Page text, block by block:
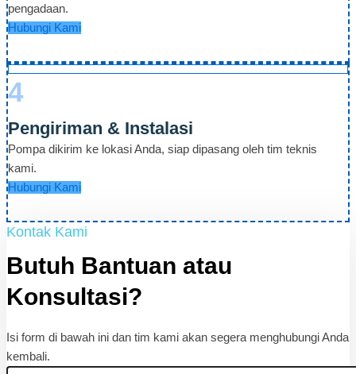
pengadaan.
Hubungi Kami
4
Pengiriman & Instalasi
Pompa dikirim ke lokasi Anda, siap dipasang oleh tim teknis
kami.
Hubungi Kami
Kontak Kami
Butuh Bantuan atau
Konsultasi?
Isi form di bawah ini dan tim kami akan segera menghubungi Anda
kembali.